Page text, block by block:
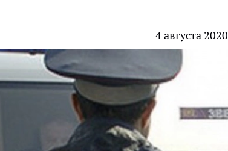
4 августа 2020